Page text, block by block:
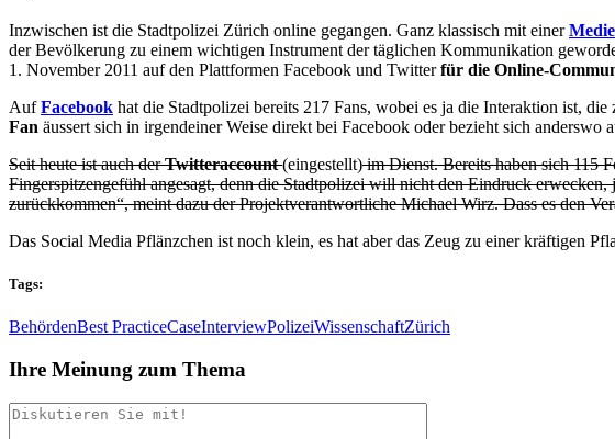
Inzwischen ist die Stadtpolizei Zürich online gegangen. Ganz klassisch mit einer
der Bevölkerung zu einem wichtigen Instrument der täglichen Kommunikation
1. November 2011 auf den Plattformen Facebook und Twitterfür die Online-
AufFacebook hat die Stadtpolizei bereits 217 Fans, wobei es ja die Interaktion ist,
Fan äussert sich in irgendeiner Weise direkt bei Facebook oder bezieht sich anderswo
Seit heute ist auch derTwitteraccount(eingestellt)im Dienst. Bereits haben sich 115
Fingerspitzengefühl angesagt, denn die Stadtpolizei will nicht den Eindruck
zurückkommen“, meint dazu der Projektverantwortliche Michael Wirz. Dass es den
Das Social Media Pflänzchen ist noch klein, es hat aber das Zeug zu einer kräftigen
Tags:
BehördenBest PracticeCaseInterviewPolizeiWissenschaftZürich
Ihre Meinung zum Thema